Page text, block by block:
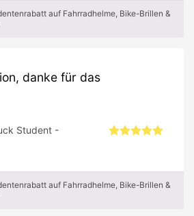
auf Fahrradhelme, Bike-Brillen &
danke für das
Student -
auf Fahrradhelme, Bike-Brillen &